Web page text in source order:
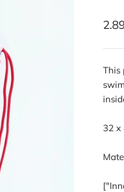
This
32 x